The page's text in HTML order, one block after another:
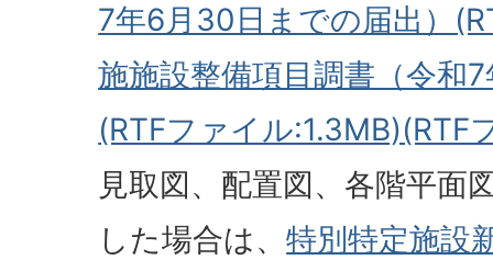
7年6月30日までの届出）
施施設整備項目調書（令和
(RTFファイル:1.3MB)(RTF
見取図、配置図、各階平面
した場合は、特別特定施設